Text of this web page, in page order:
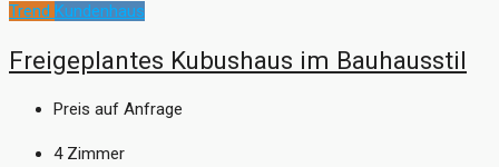
Trend Kundenhaus
Freigeplantes Kubushaus im Bauhausstil
Preis auf Anfrage
4 Zimmer